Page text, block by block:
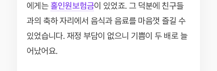
에게는 홀인원보험금이 있었죠. 그 덕분에 친구들
과의 축하 자리에서 음식과 음료를 마음껏 즐길 수
있었습니다. 재정 부담이 없으니 기쁨이 두 배로 늘
어났어요.